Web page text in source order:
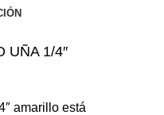
UÑA 1/4″
amarillo está